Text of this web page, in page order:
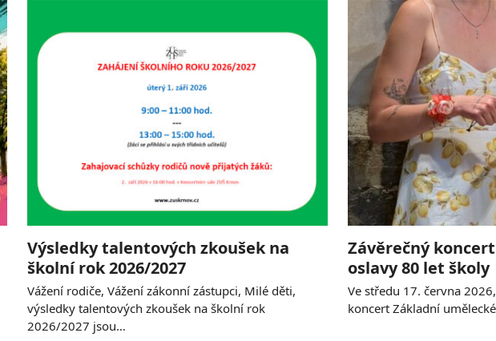
Výsledky talentových zkoušek na
školní rok 2026/2027
Vážení rodiče, Vážení zákonní zástupci, Milé děti,
výsledky talentových zkoušek na školní rok
2026/2027 jsou…
Závěrečný
oslavy 80 let školy
Ve středu 17. června
koncert Základní